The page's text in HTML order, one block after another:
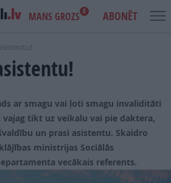
MANS GROZS 0
IENĀKT
AKCIJAS
NOTIKUMI
IZDEVUMI
ABONĒT
ar smagu vai ļoti smagu invaliditāti
tikt uz veikalu vai pie daktera,
un prasi asistentu. Skaidro
ministrijas Sociālās
vecākais referents.